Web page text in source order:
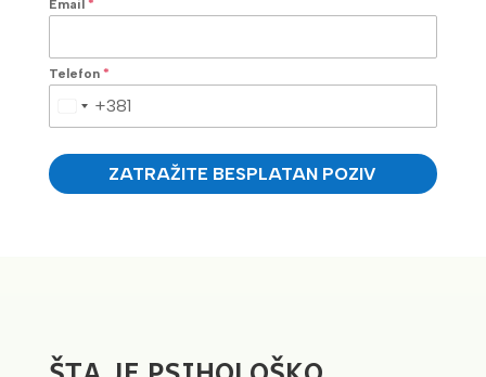
Email *
Telefon *
Serbia+381
ZATRAŽITE BESPLATAN POZIV